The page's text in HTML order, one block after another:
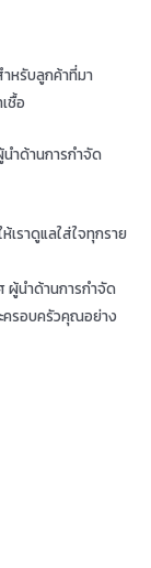
หรับลูกค้าที่มา
ชื้อ
นำด้านการกำจัด
เราดูแลใส่ใจทุกราย
ผู้นำด้านการกำจัด
ครอบครัวคุณอย่าง